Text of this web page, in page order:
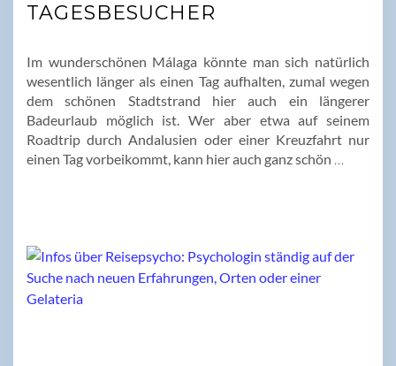
TAGESBESUCHER
Im wunderschönen Málaga könnte man sich natürlich
wesentlich länger als einen Tag aufhalten, zumal wegen
dem schönen Stadtstrand hier auch ein längerer
Badeurlaub möglich ist. Wer aber etwa auf seinem
Roadtrip durch Andalusien oder einer Kreuzfahrt nur
einen Tag vorbeikommt, kann hier auch ganz schön